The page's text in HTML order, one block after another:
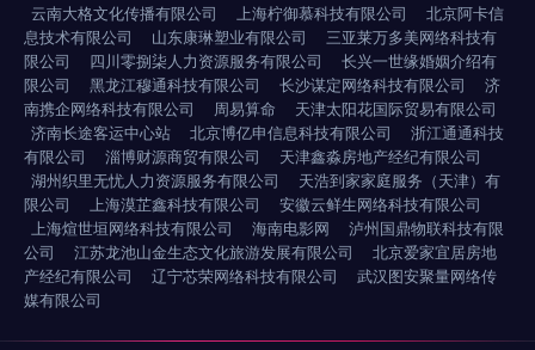
云南大格文化传播有限公司
上海柠御慕科技有限公司
北京阿卡信
息技术有限公司
山东康琳塑业有限公司
三亚莱万多美网络科技有
限公司
四川零捌柒人力资源服务有限公司
长兴一世缘婚姻介绍有
限公司
黑龙江穆通科技有限公司 长沙谋定网络科技有限公司
济
南携企网络科技有限公司
周易算命
天津太阳花国际贸易有限公司
济南长途客运中心站
北京博亿申信息科技有限公司
浙江通通科技
有限公司
淄博财源商贸有限公司
天津鑫淼房地产经纪有限公司
湖州织里无忧人力资源服务有限公司
天浩到家家庭服务（天津）有
限公司
上海漠芷鑫科技有限公司
安徽云鲜生网络科技有限公司
上海煊世垣网络科技有限公司
海南电影网
泸州国鼎物联科技有限
公司
江苏龙池山金生态文化旅游发展有限公司
北京爱家宜居房地
产经纪有限公司
辽宁芯荣网络科技有限公司
武汉图安聚量网络传
媒有限公司